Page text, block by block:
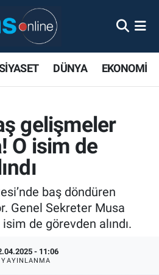
DÜNYA EKONOMİ
gelişmeler
O isim de
baş döndüren
Genel Sekreter Musa
isim de görevden alındı.
- 11:06
YAYINLANMA